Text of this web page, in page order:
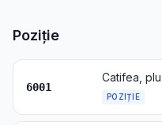
Poziție
6001
POZIȚIE